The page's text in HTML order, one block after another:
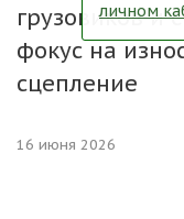
грузовиков и
фокус на
сцепление
16 июня 2026
личном